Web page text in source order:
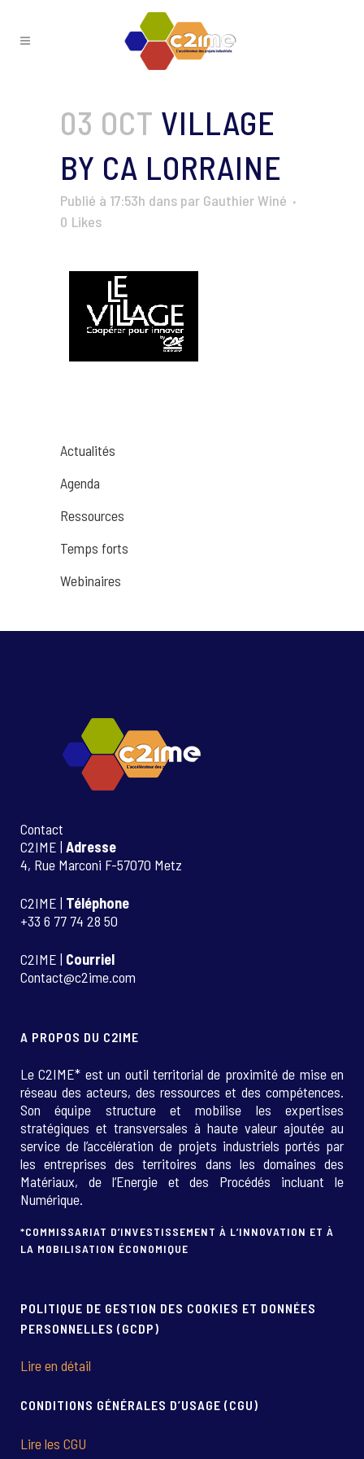
03 OCT VILLAGE
BY CA LORRAINE
Publié à 17:53h dans par Gauthier Winé
0 Likes
Actualités
Agenda
Ressources
Temps forts
Webinaires
Contact
C2IME | Adresse
4, Rue Marconi F-57070 Metz
C2IME | Téléphone
+33 6 77 74 28 50
C2IME | Courriel
Contact@c2ime.com
A PROPOS DU C2IME
Le C2IME* est un outil territorial de proximité de mise en
réseau des acteurs, des ressources et des compétences.
Son équipe structure et mobilise les expertises
stratégiques et transversales à haute valeur ajoutée au
service de l’accélération de projets industriels portés par
les entreprises des territoires dans les domaines des
Matériaux, de l’Energie et des Procédés incluant le
Numérique.
*COMMISSARIAT D’INVESTISSEMENT À L’INNOVATION ET À
LA MOBILISATION ÉCONOMIQUE
POLITIQUE DE GESTION DES COOKIES ET DONNÉES
PERSONNELLES (GCDP)
Lire en détail
CONDITIONS GÉNÉRALES D’USAGE (CGU)
Lire les CGU